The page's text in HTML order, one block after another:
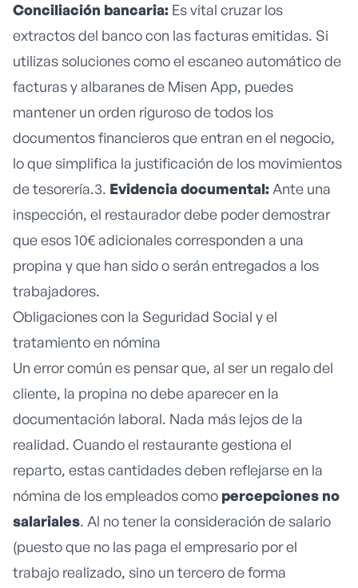
Conciliación bancaria: Es vital cruzar los
extractos del banco con las facturas emitidas. Si
utilizas soluciones como el escaneo automático de
facturas y albaranesde Misen App, puedes
mantener un orden riguroso de todos los
documentos financieros que entran en el negocio,
lo que simplifica la justificación de los movimientos
de tesorería.3. Evidencia documental: Ante una
inspección, el restaurador debe poder demostrar
que esos 10€ adicionales corresponden a una
propina y que han sido o serán entregados a los
trabajadores.
Obligaciones con la Seguridad Social y el
tratamiento en nómina
Un error común es pensar que, al ser un regalo del
cliente, la propina no debe aparecer en la
documentación laboral. Nada más lejos de la
realidad. Cuando el restaurante gestiona el
reparto, estas cantidades deben reflejarse en la
nómina de los empleados como percepciones no
salariales. Al no tener la consideración de salario
(puesto que no las paga el empresario por el
trabajo realizado, sino un tercero de forma